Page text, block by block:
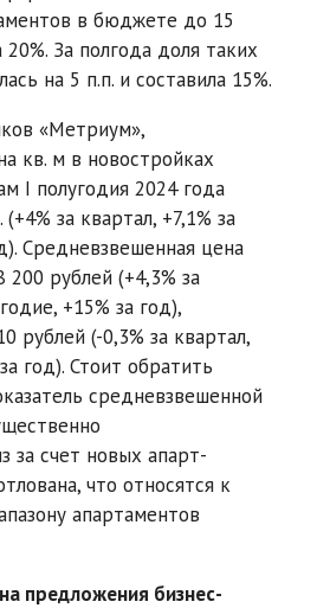
в бюджете до 15
За полгода доля таких
на 5 п.п. и составила 15%.
«Метриум»,
кв. м в новостройках
I полугодия 2024 года
за квартал, +7,1% за
Средневзвешенная цена
200 рублей (+4,3% за
+15% за год),
рублей (-0,3% за квартал,
год). Стоит обратить
средневзвешенной
за счет новых апарт-
что относятся к
апартаментов
предложения бизнес-